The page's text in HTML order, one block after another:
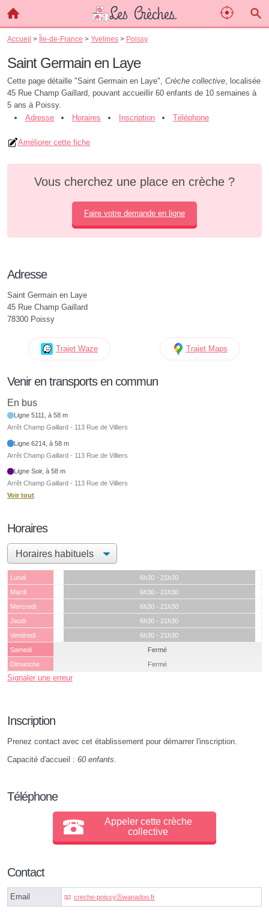
Accueil > Île-de-France > Yvelines > Poissy
Saint Germain en Laye
Cette page détaille "Saint Germain en Laye", Crèche collective, localisée
45 Rue Champ Gaillard, pouvant accueillir 60 enfants de 10 semaines à
5 ans à Poissy.
Adresse
Horaires Inscription Téléphone
Améliorer cette fiche
Vous cherchez une place en crèche ?
Faire votre demande en ligne
Adresse
Saint Germain en Laye
45 Rue Champ Gaillard
78300 Poissy
Trajet Waze Trajet Maps
Venir en transports en commun
En bus
Ligne 5111, à 58 m
Arrêt Champ Gaillard - 113 Rue de Villiers
Ligne 6214, à 58 m
Arrêt Champ Gaillard - 113 Rue de Villiers
Ligne Soir, à 58 m
Arrêt Champ Gaillard - 113 Rue de Villiers
Voir tout
Horaires
Lundi
6h30 - 21h30
Mardi
6h30 - 21h30
Mercredi
6h30 - 21h30
Jeudi
6h30 - 21h30
Vendredi
6h30 - 21h30
Samedi
Fermé
Dimanche
Fermé
Signaler une erreur
Inscription
Prenez contact avec cet établissement pour démarrer l'inscription.
Capacité d'accueil : 60 enfants
Téléphone
Appeler cette crèche
collective
Contact
Email creche-poissyⓐwanadoo.fr